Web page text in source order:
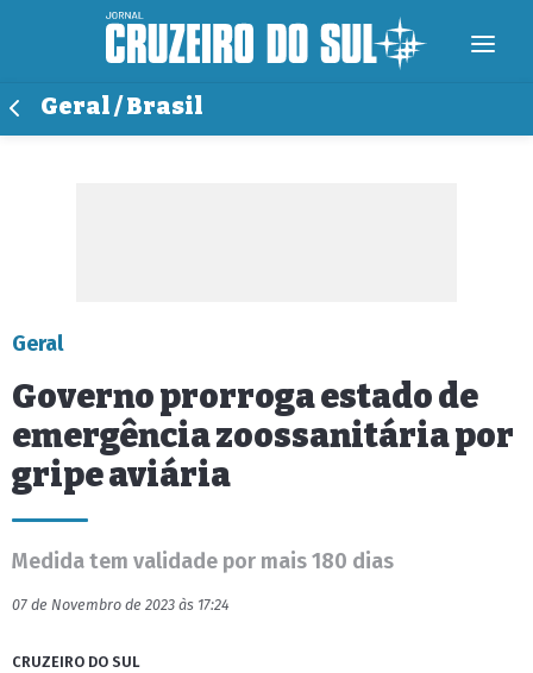
Geral / Brasil
Geral
Governo prorroga estado de
emergência zoossanitária por
gripe aviária
Medida tem validade por mais 180 dias
07 de Novembro de 2023 às 17:24
CRUZEIRO DO SUL